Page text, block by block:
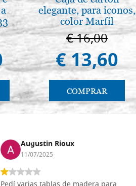
elegante, para iconos,
color Marfil
€ 16,00
€ 13,60
COMPRAR
Augustin Rioux
11/07/2025